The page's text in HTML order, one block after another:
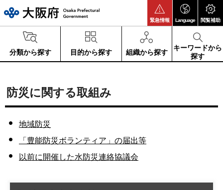
緊急情報 Language 閲覧補助
分類から探す 目的から探す 組織から探す
キーワードから
探す
防災に関する取組み
地域防災
「豊能防災ボランティア」の届出等
以前に開催した水防災連絡協議会